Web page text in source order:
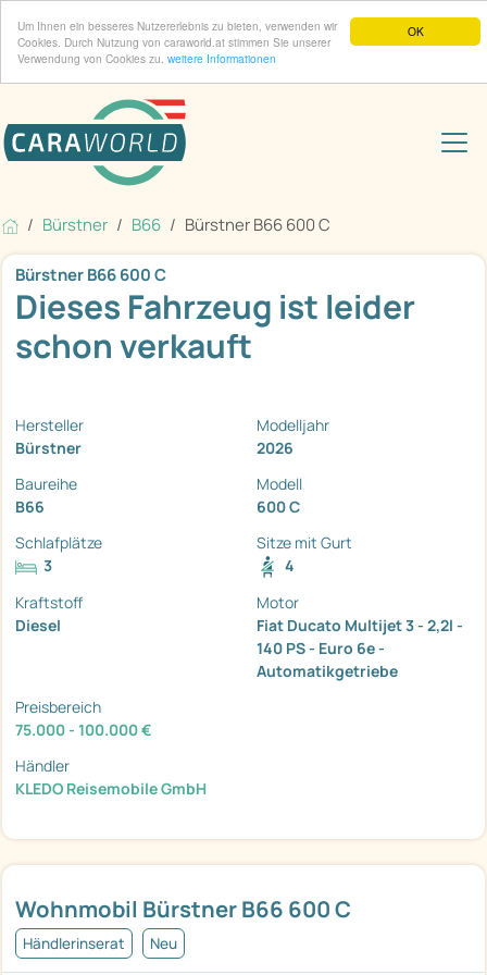
OK
Um Ihnen ein besseres Nutzererlebnis zu bieten, verwenden wir
Cookies. Durch Nutzung von caraworld.at stimmen Sie unserer
Verwendung von Cookies zu. weitere Informationen
Bürstner B66 Bürstner B66 600 C
Wohnmobil Bürstner B66 600 C
Händlerinserat Neu
Bürstner B66 600 C
Dieses Fahrzeug ist leider
schon verkauft
Hersteller
Bürstner
Modelljahr
2026
Baureihe
B66
Modell
600 C
Schlafplätze
3
Sitze mit Gurt
4
Kraftstoff
Diesel
Motor
Fiat Ducato Multijet 3 - 2,2l -
140 PS - Euro 6e -
Automatikgetriebe
Preisbereich
75.000 - 100.000 €
Händler
KLEDO Reisemobile GmbH